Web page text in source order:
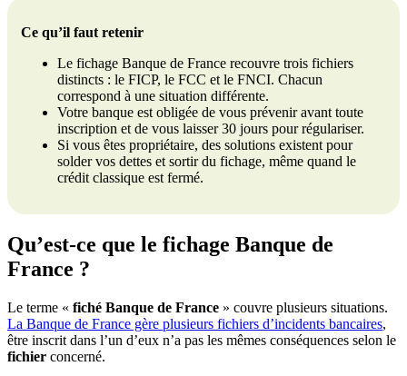
Ce qu’il faut retenir
Le fichage Banque de France recouvre trois fichiers
distincts : le FICP, le FCC et le FNCI. Chacun
correspond à une situation différente.
Votre banque est obligée de vous prévenir avant toute
inscription et de vous laisser 30 jours pour régulariser.
Si vous êtes propriétaire, des solutions existent pour
solder vos dettes et sortir du fichage, même quand le
crédit classique est fermé.
Qu’est-ce que le fichage Banque de
France ?
Le terme « fiché Banque de France » couvre plusieurs situations.
La Banque de France gère plusieurs fichiers d’incidents bancaires,
être inscrit dans l’un d’eux n’a pas les mêmes conséquences selon le
fichier concerné.